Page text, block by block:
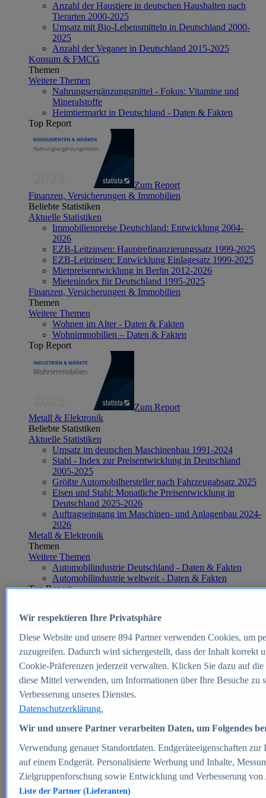
Anzahl der Haustiere in deutschen Haushalten nach
Tierarten 2000-2025
Umsatz mit Bio-Lebensmitteln in Deutschland 2000-
2025
Anzahl der Veganer in Deutschland 2015-2025
Konsum & FMCG
Themen
Weitere Themen
Nahrungsergänzungsmittel - Fokus: Vitamine und
Mineralstoffe
Heimtiermarkt in Deutschland - Daten & Fakten
Top Report
Zum Report
Finanzen, Versicherungen & Immobilien
Beliebte Statistiken
Aktuelle Statistiken
Immobilienpreise Deutschland: Entwicklung 2004-
2026
EZB-Leitzinsen: Hauptrefinanzierungssatz 1999-2025
EZB-Leitzinsen: Entwicklung Einlagesatz 1999-2025
Mietpreisentwicklung in Berlin 2012-2026
Mietenindex für Deutschland 1995-2025
Finanzen, Versicherungen & Immobilien
Themen
Weitere Themen
Wohnen im Alter - Daten & Fakten
Wohnimmobilien – Daten & Fakten
Top Report
Zum Report
Metall & Elektronik
Beliebte Statistiken
Aktuelle Statistiken
Umsatz im deutschen Maschinenbau 1991-2024
Stahl - Index zur Preisentwicklung in Deutschland
2005-2025
Größte Automobilhersteller nach Fahrzeugabsatz 2025
Eisen und Stahl: Monatliche Preisentwicklung in
Deutschland 2025-2026
Auftragseingang im Maschinen- und Anlagenbau 2024-
2026
Metall & Elektronik
Themen
Weitere Themen
Automobilindustrie Deutschland - Daten & Fakten
Automobilindustrie weltweit - Daten & Fakten
Top Report
Zum Report
E-commerce
Beliebte Statistiken
Aktuelle Statistiken
E-Commerce - Entwicklung des Umsatzes in
Deutschland 1999-2025
Umsatz von Amazon in Deutschland und weltweit
2010-2025
B2C-E-Commerce: Top-50 Online Shops in
Deutschland 2024
Marktanteile von Online-Zahlungsverfahren in
Deutschland 2024
Umsatzstarke Warengruppen im Online-Handel in
Deutschland 2023-2025
Wir respektieren Ihre Privatsphäre
Diese Website und unsere 894Partner verwenden Cookies, um
zuzugreifen. Dadurch wird sichergestellt, dass der Inhalt korrekt
Cookie-Präferenzen jederzeit verwalten. Klicken Sie dazu auf
diese Mittel verwenden, um Informationen über Ihre Besuche
Verbesserung unseres Dienstes.
Datenschutzerklärung.
Wir und unsere Partner verarbeiten Daten, um Folgendes
Verwendung genauer Standortdaten. Endgeräteeigenschaften
auf einem Endgerät. Personalisierte Werbung und Inhalte,
Zielgruppenforschung sowie Entwicklung und Verbesserung von
Liste der Partner (Lieferanten)